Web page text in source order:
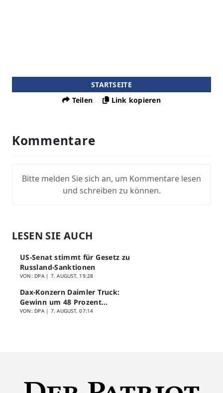
STARTSEITE
Teilen
Link kopieren
Kommentare
Bitte melden Sie sich an, um Kommentare lesen
und schreiben zu können.
LESEN SIE AUCH
US-Senat stimmt für Gesetz zu
Russland-Sanktionen
VON: DPA | 7. AUGUST, 19:28
Dax-Konzern Daimler Truck:
Gewinn um 48 Prozent
eingebrochen
VON: DPA | 7. AUGUST, 07:14